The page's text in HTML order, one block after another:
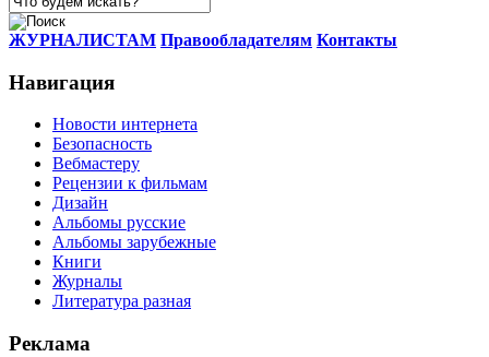
ЖУРНАЛИСТАМ Правообладателям Контакты
Навигация
Новости интернета
Безопасность
Вебмастеру
Рецензии к фильмам
Дизайн
Альбомы русские
Альбомы зарубежные
Книги
Журналы
Литература разная
Реклама